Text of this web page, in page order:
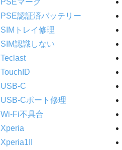
PSEマーク
PSE認証済バッテリー
SIMトレイ修理
SIM認識しない
Teclast
TouchID
USB-C
USB-Cポート修理
Wi-Fi不具合
Xperia
Xperia1II